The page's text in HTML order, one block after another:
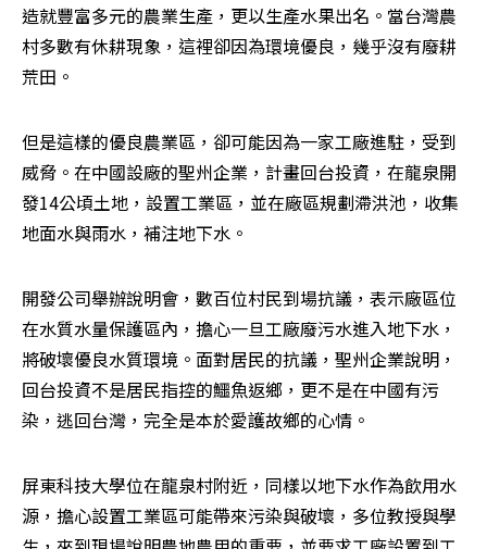
造就豐富多元的農業生產，更以生產水果出名。當台灣農
村多數有休耕現象，這裡卻因為環境優良，幾乎沒有廢耕
荒田。
但是這樣的優良農業區，卻可能因為一家工廠進駐，受到
威脅。在中國設廠的聖州企業，計畫回台投資，在龍泉開
發14公頃土地，設置工業區，並在廠區規劃滯洪池，收集
地面水與雨水，補注地下水。
開發公司舉辦說明會，數百位村民到場抗議，表示廠區位
在水質水量保護區內，擔心一旦工廠廢污水進入地下水，
將破壞優良水質環境。面對居民的抗議，聖州企業說明，
回台投資不是居民指控的鱷魚返鄉，更不是在中國有污
染，逃回台灣，完全是本於愛護故鄉的心情。
屏東科技大學位在龍泉村附近，同樣以地下水作為飲用水
源，擔心設置工業區可能帶來污染與破壞，多位教授與學